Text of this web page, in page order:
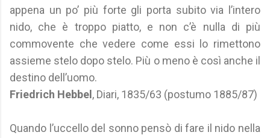
appena un po’ più forte gli porta subito via l’intero
nido, che è troppo piatto, e non c’è nulla di più
commovente che vedere come essi lo rimettono
assieme stelo dopo stelo. Più o meno è così anche il
destino dell’uomo.
Friedrich Hebbel , Diari, 1835/63 (postumo 1885/87)
Quando l’uccello del sonno pensò di fare il nido nella